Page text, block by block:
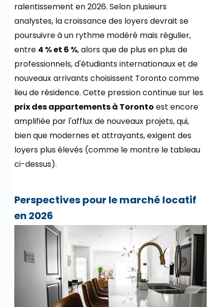
ralentissement en 2026. Selon plusieurs
analystes, la croissance des loyers devrait se
poursuivre à un rythme modéré mais régulier,
entre 4 % et 6 %, alors que de plus en plus de
professionnels, d'étudiants internationaux et de
nouveaux arrivants choisissent Toronto comme
lieu de résidence. Cette pression continue sur les
prix des appartements à Toronto est encore
amplifiée par l'afflux de nouveaux projets, qui,
bien que modernes et attrayants, exigent des
loyers plus élevés (comme le montre le tableau
ci-dessus).
Perspectives pour le marché locatif
en 2026